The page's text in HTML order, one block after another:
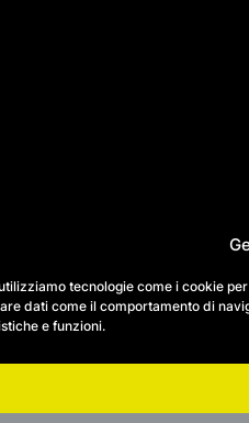
tecnologie come i cookie
dati come il comportamento di
e funzioni.